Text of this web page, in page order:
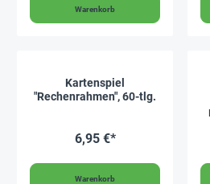
Warenkorb
Kartenspiel
"Rechenrahmen", 60-tlg.
6,95 €*
Warenkorb